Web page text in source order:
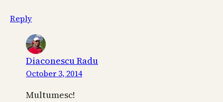
Reply
Diaconescu Radu
October 3, 2014
Multumesc!